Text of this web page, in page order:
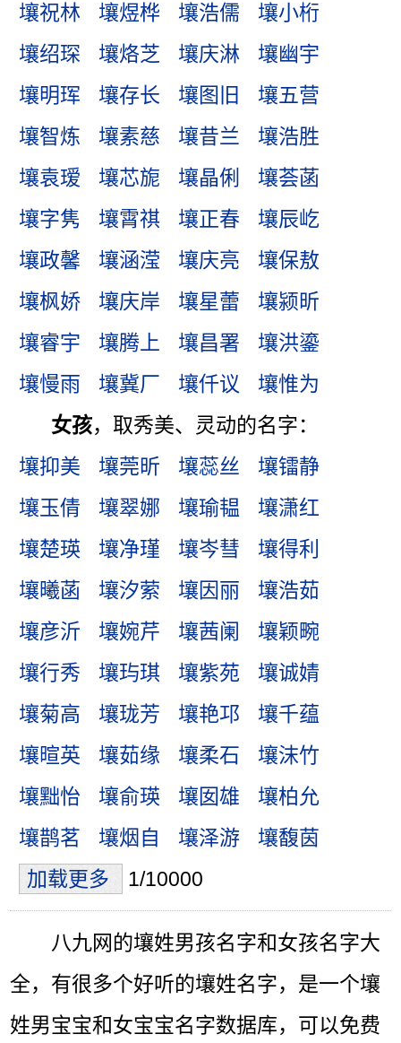
壤祝林
壤煜桦 壤浩儒
壤小桁
壤绍琛
壤烙芝 壤庆淋
壤幽宇
壤明珲
壤存长 壤图旧
壤五营
壤智炼
壤素慈 壤昔兰
壤浩胜
壤袁瑷
壤芯旎 壤晶俐
壤荟菡
壤字隽
壤霄祺 壤正春
壤辰屹
壤政馨
壤涵滢 壤庆亮
壤保敖
壤枫娇
壤庆岸 壤星蕾
壤颍昕
壤睿宇
壤腾上 壤昌署
壤洪鎏
壤慢雨
壤冀厂 壤仟议
壤惟为
女孩，取秀美、灵动的名字：
壤抑美
壤莞昕 壤蕊丝
壤镭静
壤玉倩
壤翠娜 壤瑜韫
壤潇红
壤楚瑛
壤净瑾 壤岑彗
壤得利
壤曦菡
壤汐萦 壤因丽
壤浩茹
壤彦沂
壤婉芹 壤茜阑
壤颖畹
壤行秀
壤玙琪 壤紫苑
壤诚婧
壤菊高
壤珑芳 壤艳邛
壤千蕴
壤暄英
壤茹缘 壤柔石
壤沫竹
壤黜怡
壤俞瑛 壤囡雄
壤柏允
壤鹊茗
壤烟自 壤泽游
壤馥茵
加载更多
1/10000
八九网的壤姓男孩名字和女孩名字大
全，有很多个好听的壤姓名字，是一个壤
姓男宝宝和女宝宝名字数据库，可以免费